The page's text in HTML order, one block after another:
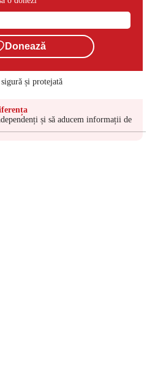
Donează
și protejată
și să aducem informații de